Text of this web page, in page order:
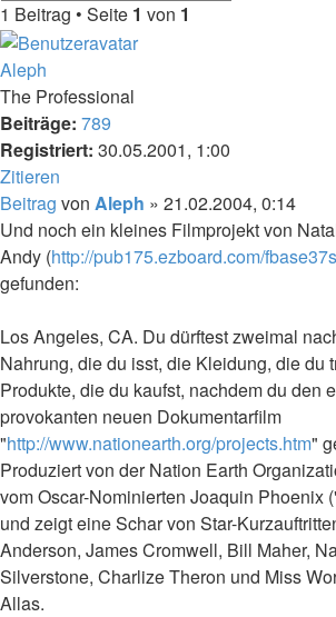
1 Beitrag • Seite 1 von 1
Aleph
The Professional
Beiträge: 789
Registriert: 30.05.2001, 1:00
Zitieren
Beitrag von Aleph » 21.02.2004, 0:14
Und noch ein kleines Filmprojekt von
Andy (http://pub175.ezboard.com/
gefunden:
Los Angeles, CA. Du dürftest zweimal
Nahrung, die du isst, die Kleidung, die du
Produkte, die du kaufst, nachdem du den
provokanten neuen Dokumentarfilm
"http://www.nationearth.org/projects.htm"
Produziert von der Nation Earth
vom Oscar-Nominierten Joaquin Phoenix
und zeigt eine Schar von Star-
Anderson, James Cromwell, Bill Maher,
Silverstone, Charlize Theron und Miss
Allas.